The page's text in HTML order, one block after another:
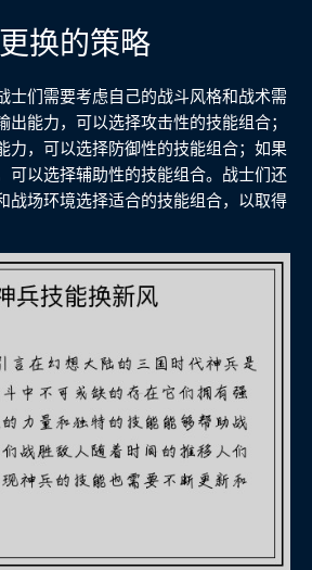
换的策略
士们需要考虑自己的战斗风格和战术需
出能力，可以选择攻击性的技能组合；
力，可以选择防御性的技能组合；如果
可以选择辅助性的技能组合。战士们还
战场环境选择适合的技能组合，以取得